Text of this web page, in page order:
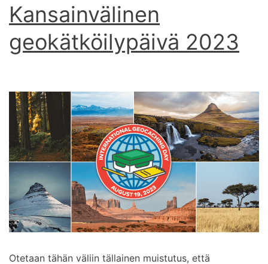
Kansainvälinen
geokätköilypäivä 2023
Otetaan tähän väliin tällainen muistutus, että